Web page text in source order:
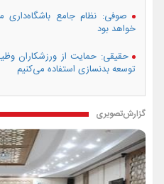
صوفی: نظام جامع
خواهد بود
حقیقی: حمایت از ورزشکاران
توسعه بدنسازی استفاده می‌کنیم
گزارش‌تصویری